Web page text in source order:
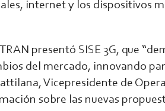
internet y los dispositivos
presentó SISE 3G, que
del mercado, innovando
Vicepresidente de
sobre las nuevas